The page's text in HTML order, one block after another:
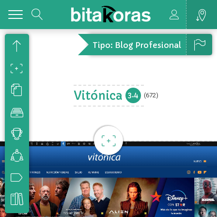
Tipo: Blog Profesional
Vitónica 3.4 (672)